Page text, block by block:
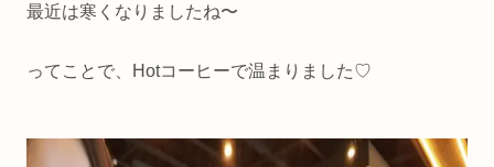
最近は寒くなりましたね〜
ってことで、Hotコーヒーで温まりました♡